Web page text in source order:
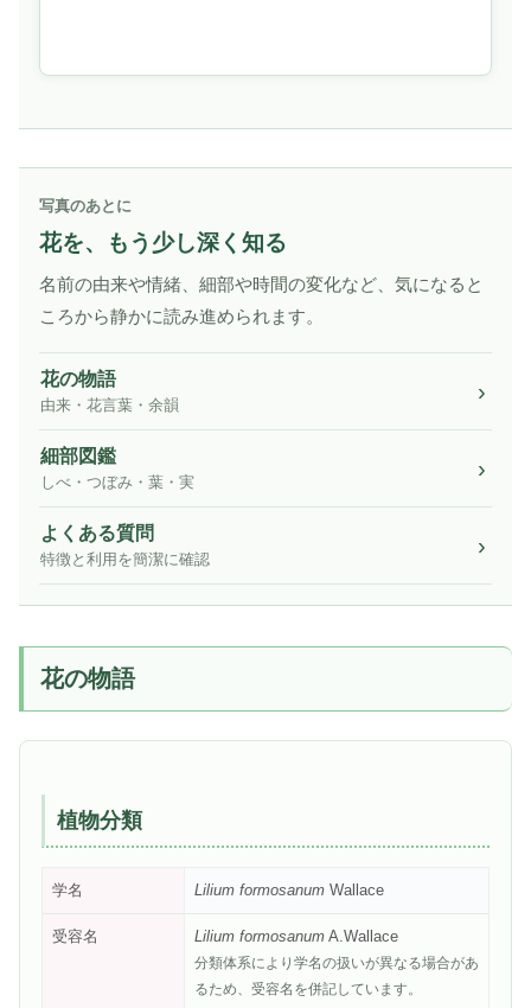
写真のあとに
花を、もう少し深く知る
名前の由来や情緒、細部や時間の変化など、気になると
ころから静かに読み進められます。
花の物語
由来・花言葉・余韻
細部図鑑
しべ・つぼみ・葉・実
よくある質問
特徴と利用を簡潔に確認
花の物語
植物分類
学名 Lilium formosanum Wallace
受容名 Lilium formosanum A.Wallace
分類体系により学名の扱いが異なる場合があ
るため、受容名を併記しています。